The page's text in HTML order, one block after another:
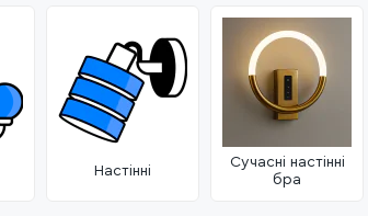
Настінні
Сучасні настінні
бра